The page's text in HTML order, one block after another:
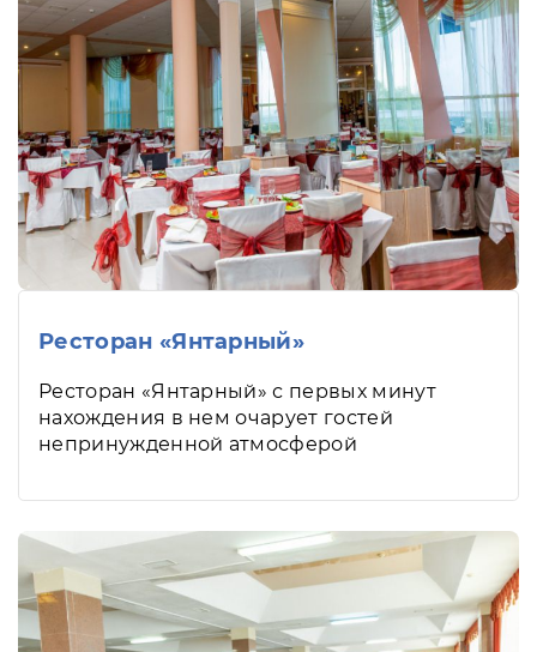
Ресторан «Янтарный»
Ресторан «Янтарный» с первых минут
нахождения в нем очарует гостей
непринужденной атмосферой